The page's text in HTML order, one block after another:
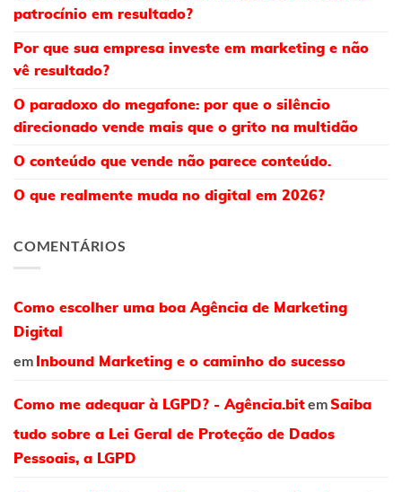
patrocínio em resultado?
Por que sua empresa investe em marketing e não
vê resultado?
O paradoxo do megafone: por que o silêncio
direcionado vende mais que o grito na multidão
O conteúdo que vende não parece conteúdo.
O que realmente muda no digital em 2026?
COMENTÁRIOS
Como escolher uma boa Agência de Marketing
Digital
em Inbound Marketing e o caminho do sucesso
Como me adequar à LGPD? - Agência.bitemSaiba
tudo sobre a Lei Geral de Proteção de Dados
Pessoais, a LGPD